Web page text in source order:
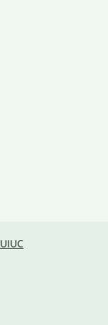
UIUC